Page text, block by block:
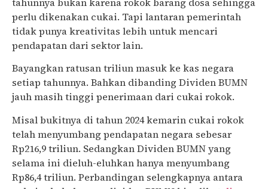
perlu dikenakan cukai. Tapi lantaran pemerintah
tidak punya kreativitas lebih untuk mencari
pendapatan dari sektor lain.
Bayangkan ratusan triliun masuk ke kas negara
setiap tahunnya. Bahkan dibanding Dividen BUMN
jauh masih tinggi penerimaan dari cukai rokok.
Misal bukitnya di tahun 2024 kemarin cukai rokok
telah menyumbang pendapatan negara sebesar
Rp216,9 triliun. Sedangkan Dividen BUMN yang
selama ini dieluh-eluhkan hanya menyumbang
Rp86,4 triliun. Perbandingan selengkapnya antara